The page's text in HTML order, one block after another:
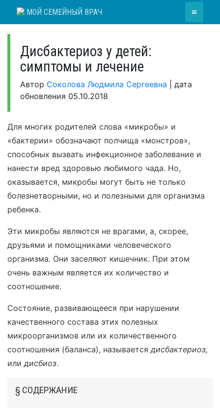
МОЙ СЕМЕЙНЫЙ ВРАЧ ≡
Дисбактериоз у детей:
симптомы и лечение
Автор Соколова Людмила Сергеевна
дата
обновления 05.10.2018
Для многих родителей слова «микробы» и
«бактерии» обозначают полчища «монстров»,
способных вызвать инфекционное заболевание и
нанести вред здоровью любимого чада. Но,
оказывается, микробы могут быть не только
болезнетворными, но и полезными для организма
ребенка.
Эти микробы являются не врагами, а, скорее,
друзьями и помощниками человеческого
организма. Они заселяют кишечник. При этом
очень важным является их количество и
соотношение.
Состояние, развивающееся при нарушении
качественного состава этих полезных
микроорганизмов или их количественного
соотношения (баланса), называетсядисбактериоз,
илидисбиоз.
§ СОДЕРЖАНИЕ